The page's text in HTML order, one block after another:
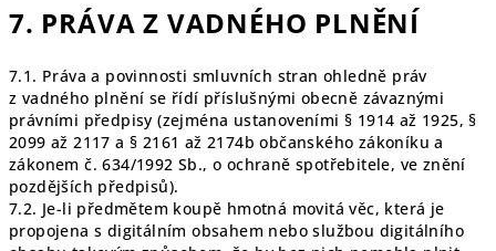
7. PRÁVA Z VADNÉHO PLNĚNÍ
7.1. Práva a povinnosti smluvních stran ohledně práv
z vadného plnění se řídí příslušnými obecně závaznými
právními předpisy (zejména ustanoveními § 1914 až 1925, §
2099 až 2117 a § 2161 až 2174b občanského zákoníku a
zákonem č. 634/1992 Sb., o ochraně spotřebitele, ve znění
pozdějších předpisů).
7.2. Je-li předmětem koupě hmotná movitá věc, která je
propojena s digitálním obsahem nebo službou digitálního